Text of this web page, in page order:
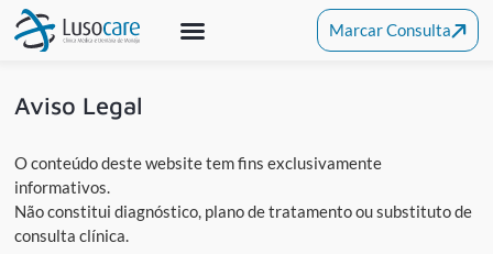
Marcar Consulta
Aviso Legal
O conteúdo deste website tem fins exclusivamente
informativos.
Não constitui diagnóstico, plano de tratamento ou substituto de
consulta clínica.